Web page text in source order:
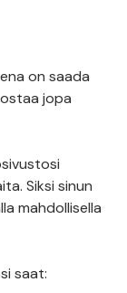
on saada
jopa
Siksi sinun
mahdollisella
saat: